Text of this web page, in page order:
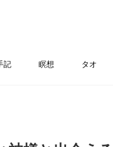
記 瞑想 タオ